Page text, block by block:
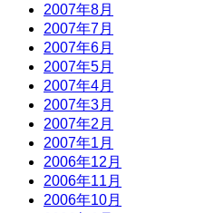
2007年8月
2007年7月
2007年6月
2007年5月
2007年4月
2007年3月
2007年2月
2007年1月
2006年12月
2006年11月
2006年10月